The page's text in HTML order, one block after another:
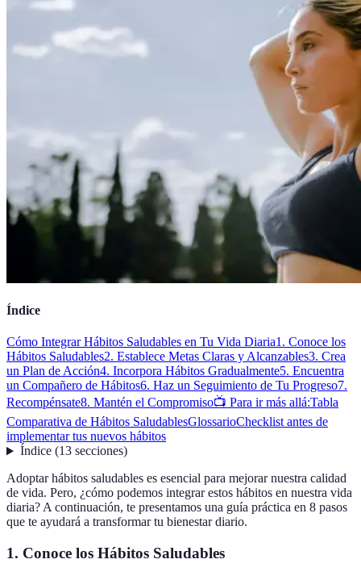
Índice
Cómo Integrar Hábitos Saludables en Tu Vida Diaria1. Conoce los
Hábitos Saludables2. Establece Metas Claras y Alcanzables3. Crea
un Plan de Acción4. Incorpora Hábitos Gradualmente5. Encuentra
un Compañero de Hábitos6. Haz un Seguimiento de Tu Progreso7.
Recompénsate8. Mantén el Compromiso📺 Para ir más allá:Tabla
Comparativa de Hábitos SaludablesGlossarioChecklist antes de
implementar tus nuevos hábitos
Índice(13 secciones)
Adoptar hábitos saludables es esencial para mejorar nuestra calidad
de vida. Pero, ¿cómo podemos integrar estos hábitos en nuestra vida
diaria? A continuación, te presentamos una guía práctica en 8 pasos
que te ayudará a transformar tu bienestar diario.
1. Conoce los Hábitos Saludables